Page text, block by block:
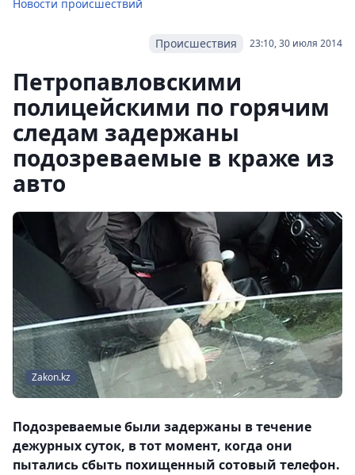
Новости происшествий
23:10, 30 июля 2014
Происшествия
Петропавловскими
полицейскими по горячим
следам задержаны
подозреваемые в краже из
авто
Zakon.kz
Подозреваемые были задержаны в течение
дежурных суток, в тот момент, когда они
пытались сбыть похищенный сотовый телефон.